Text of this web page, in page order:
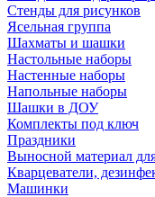
Стенды для рисунков
Ясельная группа
Шахматы и шашки
Настольные наборы
Настенные наборы
Напольные наборы
Шашки в ДОУ
Комплекты под ключ
Праздники
Выносной материал
Кварцеватели,
Машинки